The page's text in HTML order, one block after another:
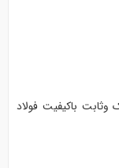
وثابت باکیفیت فولاد